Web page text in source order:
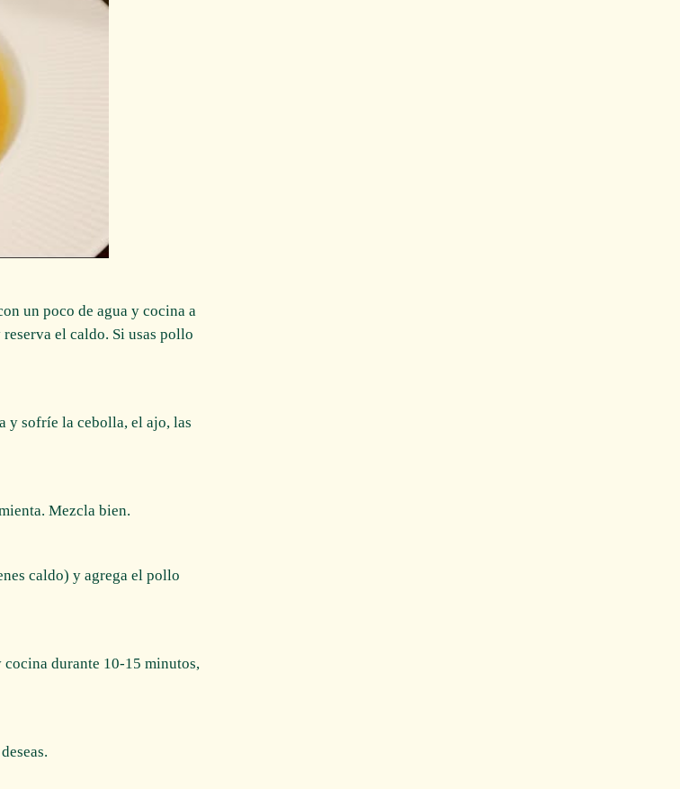
un poco de agua y cocina a
el caldo. Si usas pollo
y sofríe la cebolla, el ajo, las
Mezcla bien.
caldo) y agrega el pollo
durante 10-15 minutos,